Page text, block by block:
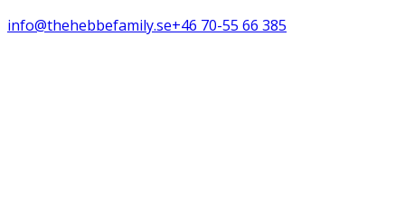
info@thehebbefamily.se+46 70-55 66 385